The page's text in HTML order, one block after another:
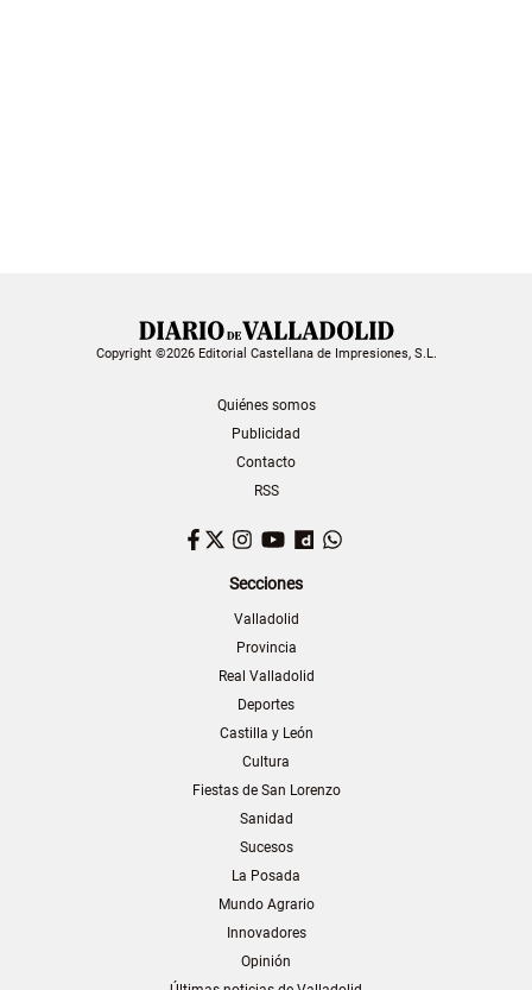
Copyright ©2026 Editorial Castellana de Impresiones, S.L.
Quiénes somos
Publicidad
Contacto
RSS
Facebook
TwitterInstagram
YouTubeDailymotion
Secciones
Valladolid
Provincia
Real Valladolid
Deportes
Castilla y León
Cultura
Fiestas de San Lorenzo
Sanidad
Sucesos
La Posada
Mundo Agrario
Innovadores
Opinión